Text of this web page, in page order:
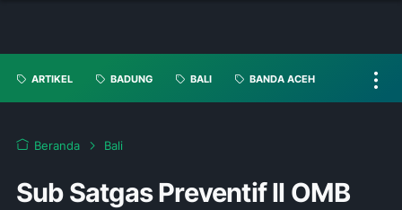
ARTIKEL BADUNG BALI BANDA ACEH
Beranda Bali
Sub Satgas Preventif ll OMB